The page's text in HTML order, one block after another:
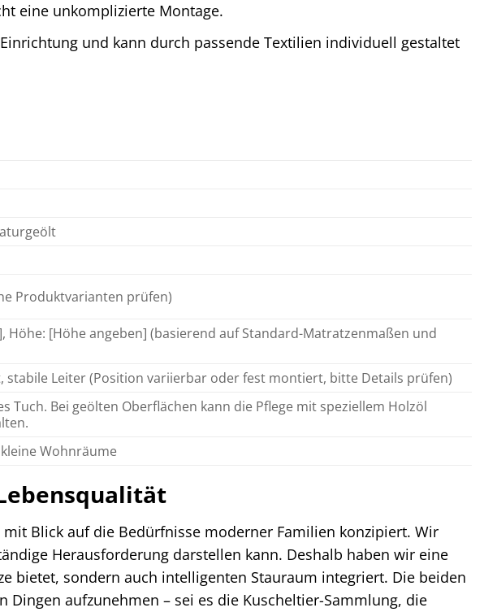
eine unkomplizierte Montage.
und kann durch passende Textilien individuell gestaltet
Produktvarianten prüfen)
Höhe: [Höhe angeben] (basierend auf Standard-Matratzenmaßen und
stabile Leiter (Position variierbar oder fest montiert, bitte Details prüfen)
Tuch. Bei geölten Oberflächen kann die Pflege mit speziellem Holzöl
Wohnräume
Blick auf die Bedürfnisse moderner Familien konzipiert. Wir
Herausforderung darstellen kann. Deshalb haben wir eine
bietet, sondern auch intelligenten Stauraum integriert. Die beiden
aufzunehmen – sei es die Kuscheltier-Sammlung, die